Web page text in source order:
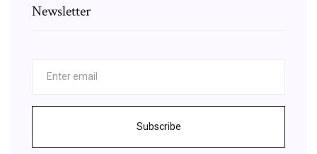
Newsletter
Subscribe